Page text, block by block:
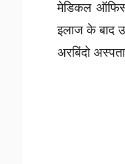
मेडिकल
इलाज के बाद
अरबिंदो